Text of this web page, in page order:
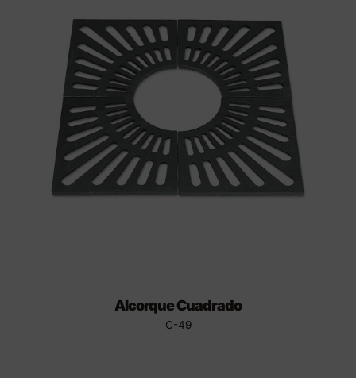
Alcorque Cuadrado
C-49